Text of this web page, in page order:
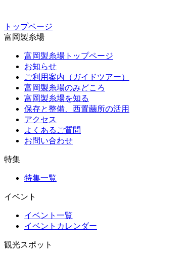
トップページ
富岡製糸場
富岡製糸場トップページ
お知らせ
ご利用案内（ガイドツアー）
富岡製糸場のみどころ
富岡製糸場を知る
保存と整備、西置繭所の活用
アクセス
よくあるご質問
お問い合わせ
特集
特集一覧
イベント
イベント一覧
イベントカレンダー
観光スポット